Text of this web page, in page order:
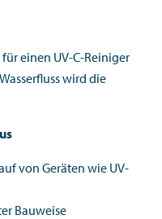
einen UV-C-Reiniger
wird die
von Geräten wie UV-
Bauweise